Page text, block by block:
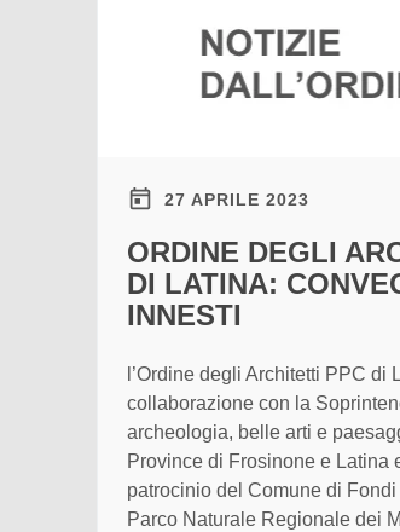
27 APRILE 2023
ORDINE DEGLI
DI LATINA:
INNESTI
l’Ordine degli Architetti PPC di
collaborazione con la
archeologia, belle arti e
Province di Frosinone e Latina
patrocinio del Comune di Fondi
Parco Naturale Regionale dei